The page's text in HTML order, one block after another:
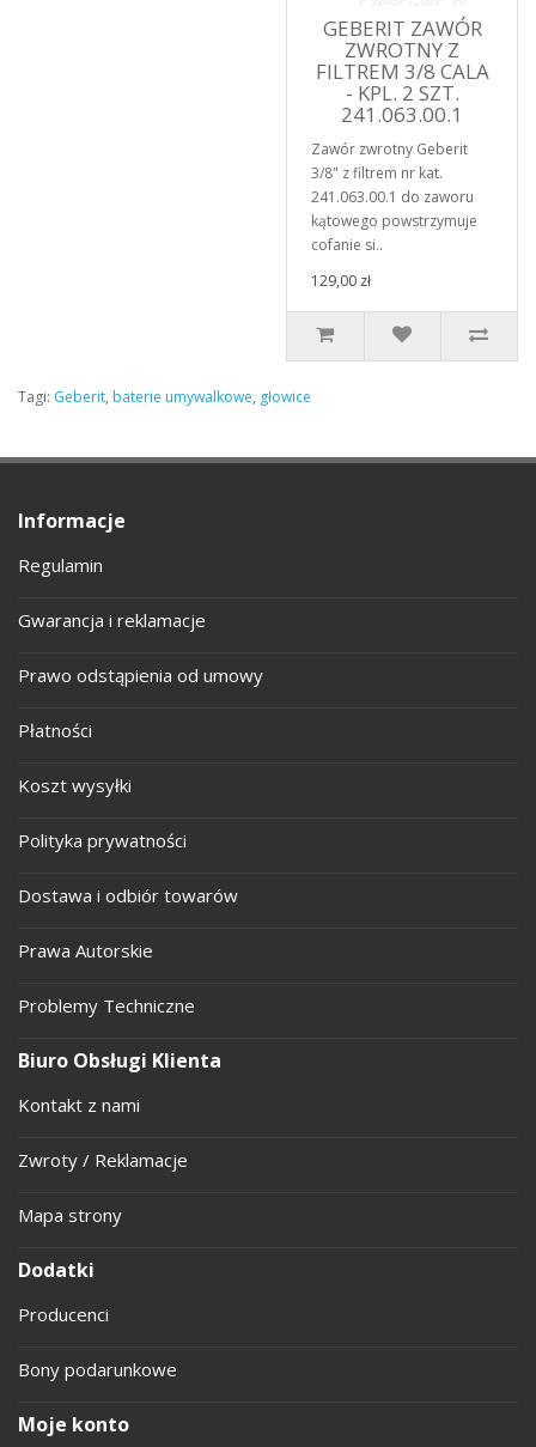
GEBERIT ZAWÓR
ZWROTNY Z
FILTREM 3/8 CALA
- KPL. 2 SZT.
241.063.00.1
Zawór zwrotny Geberit
3/8" z filtrem nr kat.
241.063.00.1 do zaworu
kątowego powstrzymuje
cofanie si..
129,00 zł
Tagi: Geberit, baterie umywalkowe, głowice
Informacje
Regulamin
Gwarancja i reklamacje
Prawo odstąpienia od umowy
Płatności
Koszt wysyłki
Polityka prywatności
Dostawa i odbiór towarów
Prawa Autorskie
Problemy Techniczne
Biuro Obsługi Klienta
Kontakt z nami
Zwroty / Reklamacje
Mapa strony
Dodatki
Producenci
Bony podarunkowe
Moje konto